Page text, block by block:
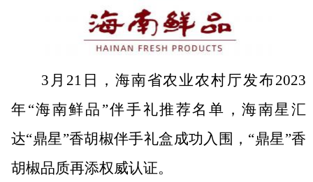
3月21日，海南省农业农村厅发布2023
年“海南鲜品”伴手礼推荐名单，海南星汇
达“鼎星”香胡椒伴手礼盒成功入围，“鼎星”香
胡椒品质再添权威认证。